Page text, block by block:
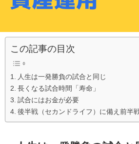
この記事の目次
人生は一発勝負の試合と同じ
長くなる試合時間「寿命」
試合にはお金が必要
後半戦（セカンドライフ）に備え前半